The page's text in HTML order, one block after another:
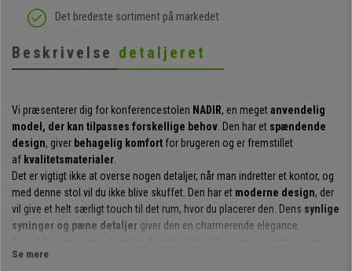
Det bredeste sortiment på markedet
Beskrivelse detaljeret
Vi præsenterer dig for konferencestolen NADIR, en megetanvendelig
model, der kan tilpasses forskellige behov . Den har et spændende
design, giver behagelig komfort for brugeren og er fremstillet
af kvalitetsmaterialer
Det er vigtigt ikke at overse nogen detaljer, når man indretter et kontor, og
med denne stol vil du ikke blive skuffet. Den har et moderne design, der
vil give et helt særligt touch til det rum, hvor du placerer den. Dens synlige
syninger og pæne detaljer giver den en charmerende elegance.
operativ stol
Se mere